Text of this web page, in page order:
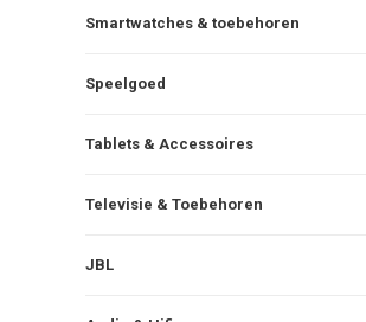
Smartwatches & toebehoren
Speelgoed
Tablets & Accessoires
Televisie & Toebehoren
JBL